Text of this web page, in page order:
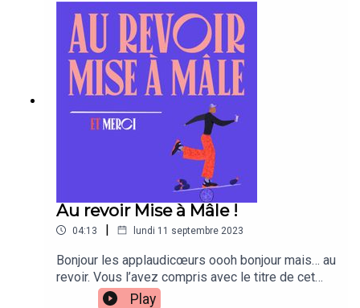
Au revoir Mise à Mâle !
04:13 | lundi 11 septembre 2023
Bonjour les applaudicœurs oooh bonjour mais… au
revoir. Vous l’avez compris avec le titre de cet
épisode, il s’agit là d’un adieu. Après 4 ans et
Play